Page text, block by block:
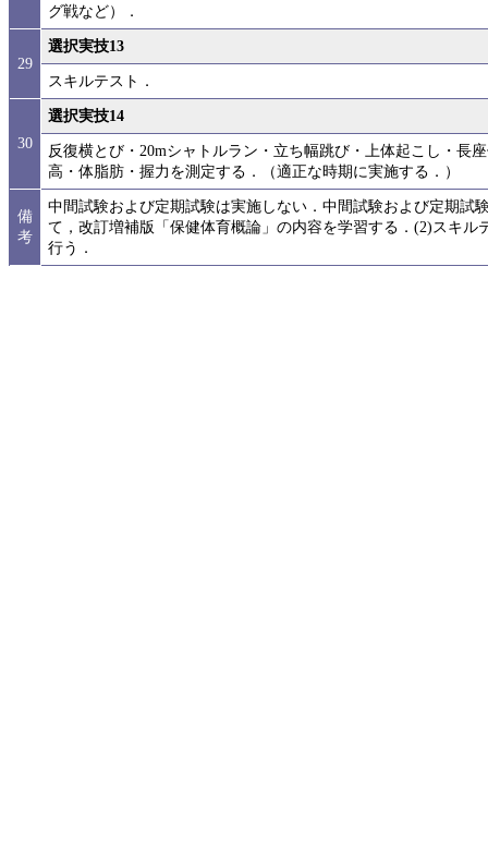
グ戦など）．
29
選択実技13
スキルテスト．
30
選択実技14
反復横とび・20mシャトルラン・立ち幅跳び・上体起こし・長
高・体脂肪・握力を測定する．（適正な時期に実施する．）
備
考
中間試験および定期試験は実施しない．中間試験および定期試
て，改訂増補版「保健体育概論」の内容を学習する．(2)スキ
行う．